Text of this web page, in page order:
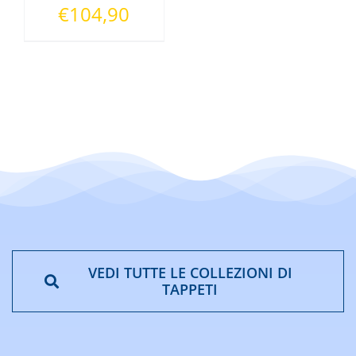
€104,90
VEDI TUTTE LE COLLEZIONI DI
TAPPETI